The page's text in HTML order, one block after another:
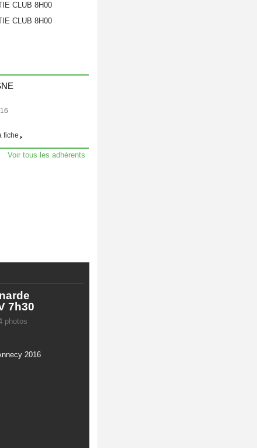
CLUB 8H00
CLUB 8H00
fiche
Voir tous les adhérents
7h30
photos
2016